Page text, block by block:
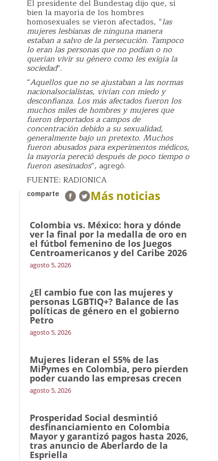
El presidente del Bundestag dijo que, si
bien la mayoría de los hombres
homosexuales se vieron afectados, “las
mujeres lesbianas de ninguna manera
estaban a salvo de la persecución. Tampoco
lo eran las personas que no podían o no
querían vivir su género como les exigía la
sociedad”.
“Aquellos que no se ajustaban a las normas
nacionalsocialistas, vivían con miedo y
desconfianza. Los más afectados fueron los
muchos miles de hombres y mujeres que
fueron deportados a campos de
concentración debido a su sexualidad,
generalmente bajo un pretexto. Muchos
fueron abusados para experimentos médicos,
la mayoría pereció después de poco tiempo o
fueron asesinados”, agregó.
FUENTE: RADIONICA
comparte Más noticias
Colombia vs. México: hora y dónde
ver la final por la medalla de oro en
el fútbol femenino de los Juegos
Centroamericanos y del Caribe 2026
agosto 5, 2026
¿El cambio fue con las mujeres y
personas LGBTIQ+? Balance de las
políticas de género en el gobierno
Petro
agosto 5, 2026
Mujeres lideran el 55% de las
MiPymes en Colombia, pero pierden
poder cuando las empresas crecen
agosto 5, 2026
Prosperidad Social desmintió
desfinanciamiento en Colombia
Mayor y garantizó pagos hasta 2026,
tras anuncio de Aberlardo de la
Espriella